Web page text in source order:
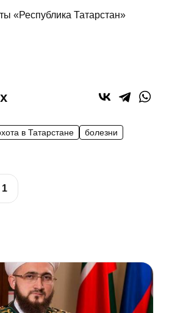
«Республика Татарстан»
в Татарстане
болезни
1